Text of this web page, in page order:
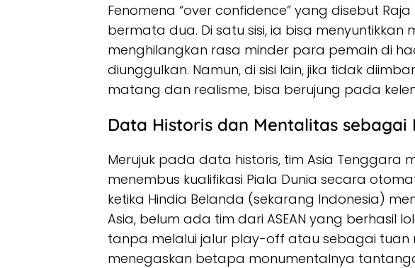
Fenomena “over confidence” yang disebut
bermata dua. Di satu sisi, ia bisa menyuntikkan
menghilangkan rasa minder para pemain di
diunggulkan. Namun, di sisi lain, jika tidak
matang dan realisme, bisa berujung pada
Data Historis dan Mentalitas sebagai
Merujuk pada data historis, tim Asia Tenggara
menembus kualifikasi Piala Dunia secara
ketika Hindia Belanda (sekarang Indonesia)
Asia, belum ada tim dari ASEAN yang berhasil
tanpa melalui jalur play-off atau sebagai tuan
menegaskan betapa monumentalnya